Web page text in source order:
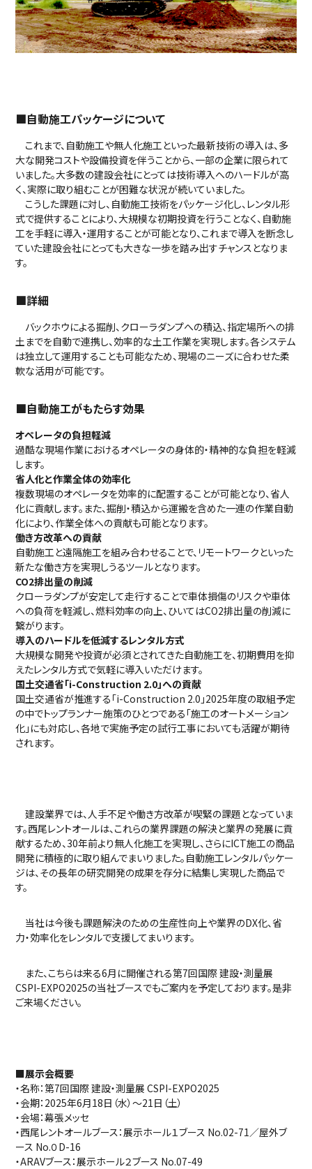
■自動施工パッケージについて
これまで、自動施工や無人化施工といった最新技術の導入は、多
大な開発コストや設備投資を伴うことから、一部の企業に限られて
いました。大多数の建設会社にとっては技術導入へのハードルが高
く、実際に取り組むことが困難な状況が続いていました。
こうした課題に対し、自動施工技術をパッケージ化し、レンタル形
式で提供することにより、大規模な初期投資を行うことなく、自動施
工を手軽に導入・運用することが可能となり、これまで導入を断念し
ていた建設会社にとっても大きな一歩を踏み出すチャンスとなりま
す。
■詳細
バックホウによる掘削、クローラダンプへの積込、指定場所への排
土までを自動で連携し、効率的な土工作業を実現します。各システム
は独立して運用することも可能なため、現場のニーズに合わせた柔
軟な活用が可能です。
■自動施工がもたらす効果
オペレータの負担軽減
過酷な現場作業におけるオペレータの身体的・精神的な負担を軽減
します。
省人化と作業全体の効率化
複数現場のオペレータを効率的に配置することが可能となり、省人
化に貢献します。また、掘削・積込から運搬を含めた一連の作業自動
化により、作業全体への貢献も可能となります。
働き方改革への貢献
自動施工と遠隔施工を組み合わせることで、リモートワークといった
新たな働き方を実現しうるツールとなります。
CO2排出量の削減
クローラダンプが安定して走行することで車体損傷のリスクや車体
への負荷を軽減し、燃料効率の向上、ひいてはCO2排出量の削減に
繋がります。
導入のハードルを低減するレンタル方式
大規模な開発や投資が必須とされてきた自動施工を、初期費用を抑
えたレンタル方式で気軽に導入いただけます。
国土交通省「i-Construction 2.0」への貢献
国土交通省が推進する「i-Construction 2.0」2025年度の取組予定
の中でトップランナー施策のひとつである「施工のオートメーション
化」にも対応し、各地で実施予定の試行工事においても活躍が期待
されます。
建設業界では、人手不足や働き方改革が喫緊の課題となっていま
す。西尾レントオールは、これらの業界課題の解決と業界の発展に貢
献するため、30年前より無人化施工を実現し、さらにICT施工の商品
開発に積極的に取り組んでまいりました。自動施工レンタルパッケー
ジは、その長年の研究開発の成果を存分に結集し実現した商品で
す。
当社は今後も課題解決のための生産性向上や業界のDX化、省
力・効率化をレンタルで支援してまいります。
また、こちらは来る6月に開催される第7回国際 建設・測量展
CSPI-EXPO2025の当社ブースでもご案内を予定しております。是非
ご来場ください。
■展示会概要
・名称：第7回国際 建設・測量展 CSPI-EXPO2025
・会期：2025年6月18日（水）～21日（土）
・会場：幕張メッセ
・西尾レントオールブース：展示ホール１ブース No.02-71／屋外ブ
ース No.０D-16
・ARAVブース：展示ホール２ブース No.07-49